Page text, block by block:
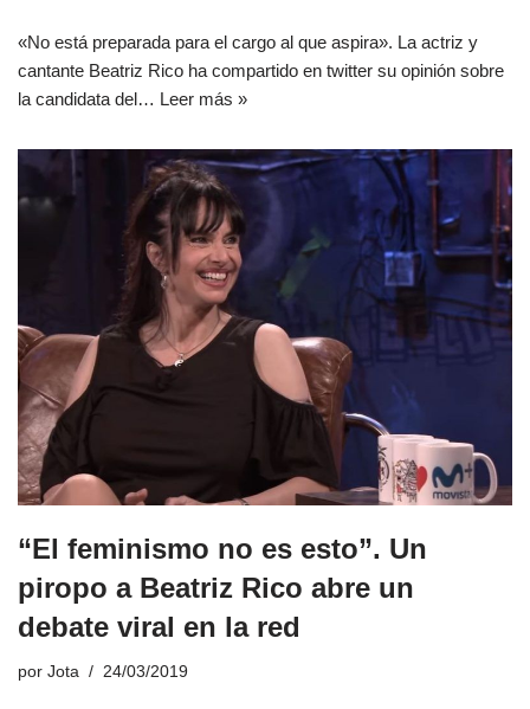
«No está preparada para el cargo al que aspira». La actriz y
cantante Beatriz Rico ha compartido en twitter su opinión sobre
la candidata del… Leer más »
“El feminismo no es esto”. Un
piropo a Beatriz Rico abre un
debate viral en la red
por Jota 24/03/2019